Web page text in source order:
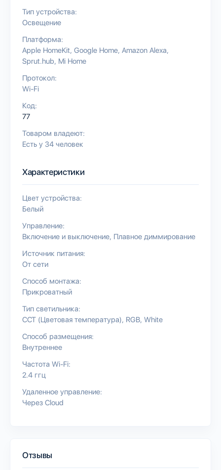
Тип устройства:
Освещение
Платформа:
Apple HomeKit Google Home Amazon Alexa
Sprut.hub Mi Home
Протокол:
Wi-Fi
Код:
77
Товаром владеют:
Есть у 34 человек
Характеристики
Цвет устройства:
Белый
Управление:
Включение и выключение Плавное диммирование
Источник питания:
От сети
Способ монтажа:
Прикроватный
Тип светильника:
CCT (Цветовая температура) RGB White
Способ размещения:
Внутреннее
Частота Wi-Fi:
2.4 ггц
Удаленное управление:
Через Cloud
Отзывы